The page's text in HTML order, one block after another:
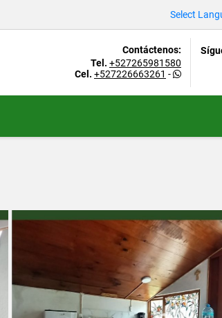
Select
Contáctenos:
Tel. +527265981580
Cel. +527226663261 -